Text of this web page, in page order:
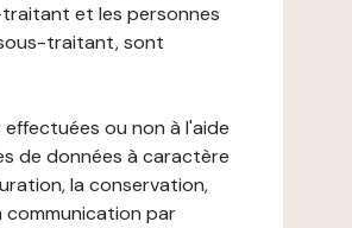
et les personnes
traitant, sont
ou non à l'aide
de données à caractère
la conservation,
communication par